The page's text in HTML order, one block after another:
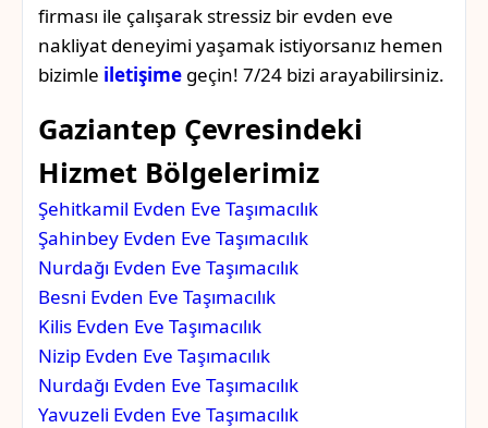
firması ile çalışarak stressiz bir evden eve
nakliyat deneyimi yaşamak istiyorsanız hemen
bizimle iletişime geçin! 7/24 bizi arayabilirsiniz.
Gaziantep Çevresindeki
Hizmet Bölgelerimiz
Şehitkamil Evden Eve Taşımacılık
Şahinbey Evden Eve Taşımacılık
Nurdağı Evden Eve Taşımacılık
Besni Evden Eve Taşımacılık
Kilis Evden Eve Taşımacılık
Nizip Evden Eve Taşımacılık
Nurdağı Evden Eve Taşımacılık
Yavuzeli Evden Eve Taşımacılık